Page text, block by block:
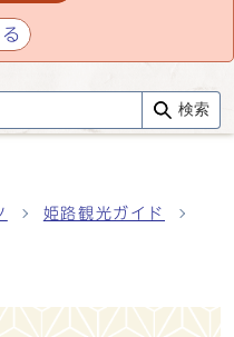
検索
姫路観光ガイド